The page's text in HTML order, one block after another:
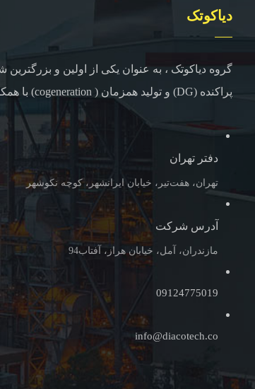
دیاکوتک
گروه دیاکوتک ، به عنوان یکی از اولین و بزرگترین
پراکنده (DG) و تولید همزمان ( cogeneration) با همکاری مستقیم شرکت های همکاری خارجی
دفتر تهران
تهران، هفت‌تیر، خیابان ایرانشهر، کوچه نکوشهر
آدرس شرکت
مازندران، آمل، خیابان هراز، آفتاب94
09124775019
info@diacotech.co